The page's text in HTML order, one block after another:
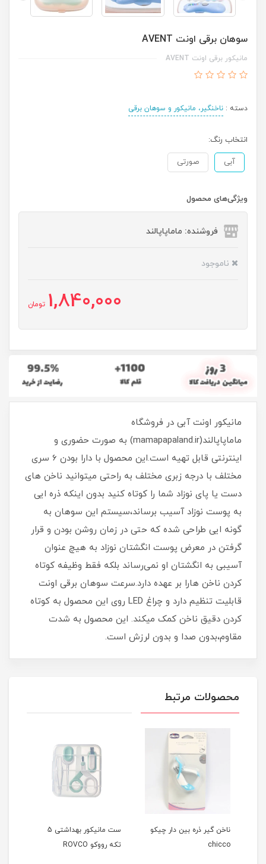
سوهان برقی اونت AVENT
مانیکور برقی اونت AVENT
دسته : ناخنگیر، مانیکور و سوهان برقی
انتخاب رنگ:
آبی صورتی
ویژگی‌های محصول
فروشنده: ماماپاپالند
ناموجود
1,840,000 تومان
مانیکور اونت آبی در فروشگاه
ماماپاپالند(mamapapaland.ir) به صورت حضوری و
اینترنتی قابل تهیه است.این محصول با دارا بودن 6 سری
مختلف با درجه زبری مختلف به راحتی میتوانید ناخن های
دست یا پای نوزاد شما را کوتاه کنید بدون اینکه ذره ایی
به پوست نوزاد آسیب برساند،سیستم این سوهان به
گونه ایی طراحی شده که حتی در زمان روشن بودن و قرار
گرفتن در معرض پوست انگشتان نوزاد به هیچ عنوان
آسیبی به انگشتان او نمی‌رساند بلکه فقط وظیفه کوتاه
کردن ناخن هارا بر عهده دارد.سرعت سوهان برقی اونت
قابلیت تنظیم دارد و چراغ LED روی این محصول به کوتاه
کردن دقیق ناخن کمک میکند. این محصول به شدت
مقاوم،بدون صدا و بدون لرزش است.
محصولات مرتبط
ناخن گیر ذره بین دار چیکو
chicco
ست مانیکور بهداشتی 5
تکه رووکو ROVCO